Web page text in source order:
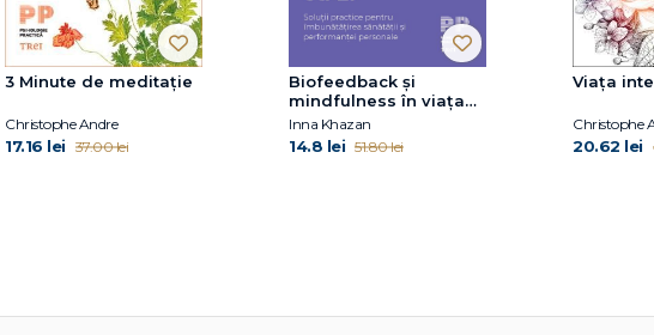
3 Minute de meditație
Christophe Andre
17.16 lei 37.00 lei
Biofeedback și
mindfulness în viața
de zi cu zi. Soluții
practice pentru
îmbunătățirea sănătății
Inna Khazan
14.8 lei 51.80 lei
Viața
Christophe
20.62 lei